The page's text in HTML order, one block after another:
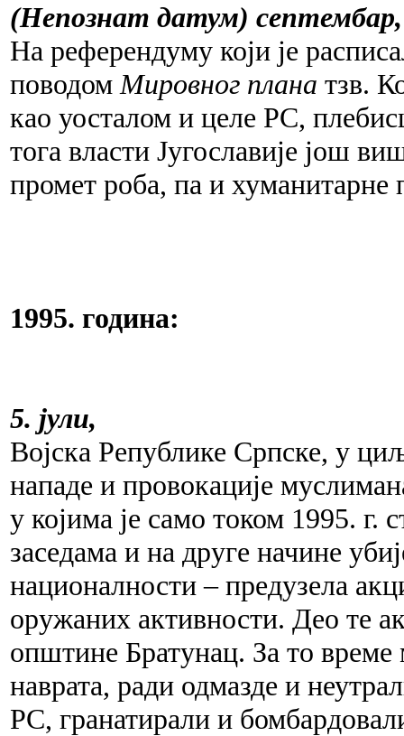
(Непознат датум) септембар,
На референдуму који је
поводом Мировног плана тзв.
као уосталом и целе РС,
тога власти Југославије још
промет роба, па и хуманитарне
1995. година:
5. јули,
Војска Републике Српске, у
нападе и провокације
у којима је само током 1995. г.
заседама и на друге начине
националности – предузела
оружаних активности. Део те
општине Братунац. За то
наврата, ради одмазде и
РС, гранатирали и